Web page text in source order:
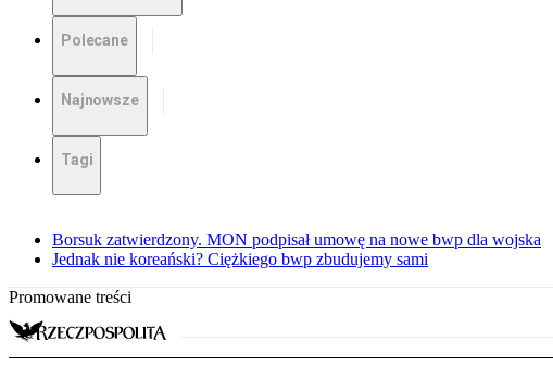
Polecane
Najnowsze
Tagi
Borsuk zatwierdzony. MON podpisał umowę na nowe bwp dla wojska
Jednak nie koreański? Ciężkiego bwp zbudujemy sami
Promowane treści